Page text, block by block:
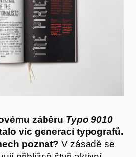
Časopis
záběru Typo 9010
víc generací typografů.
poznat? V zásadě se